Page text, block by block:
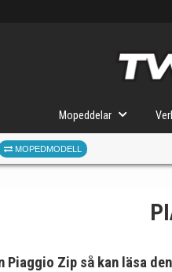
Mopeddelar
MOPEDMODELL
Piaggio Zip så kan läsa